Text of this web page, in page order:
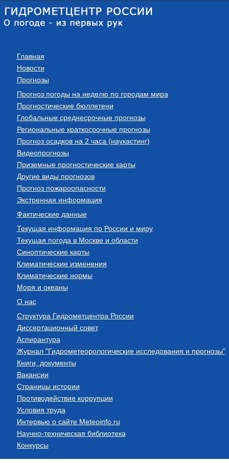
Главная
Новости
Прогнозы
Прогноз погоды на неделю по городам мира
Прогностические бюллетени
Глобальные среднесрочные прогнозы
Региональные краткосрочные прогнозы
Прогноз осадков на 2 часа (наукастинг)
Видеопрогнозы
Приземные прогностические карты
Другие виды прогнозов
Прогноз пожароопасности
Экстренная информация
Фактические данные
Текущая информация по России и миру
Текущая погода в Москве и области
Синоптические карты
Климатические изменения
Климатические нормы
Моря и океаны
О нас
Структура Гидрометцентра России
Диссертационный совет
Аспирантура
Журнал "Гидрометеорологические исследования и прогнозы"
Книги, документы
Вакансии
Страницы истории
Противодействие коррупции
Условия труда
Интервью о сайте Meteoinfo.ru
Научно-техническая библиотека
Конкурсы